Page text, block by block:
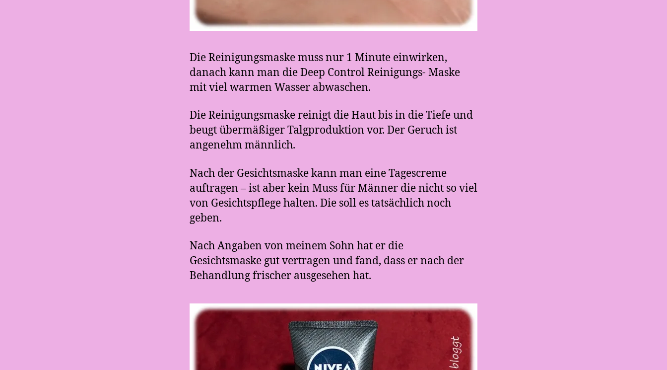
Die Reinigungsmaske muss nur 1 Minute einwirken,
danach kann man die Deep Control Reinigungs- Maske
mit viel warmen Wasser abwaschen.
Die Reinigungsmaske reinigt die Haut bis in die Tiefe und
beugt übermäßiger Talgproduktion vor. Der Geruch ist
angenehm männlich.
Nach der Gesichtsmaske kann man eine Tagescreme
auftragen – ist aber kein Muss für Männer die nicht so viel
von Gesichtspflege halten. Die soll es tatsächlich noch
geben.
Nach Angaben von meinem Sohn hat er die
Gesichtsmaske gut vertragen und fand, dass er nach der
Behandlung frischer ausgesehen hat.